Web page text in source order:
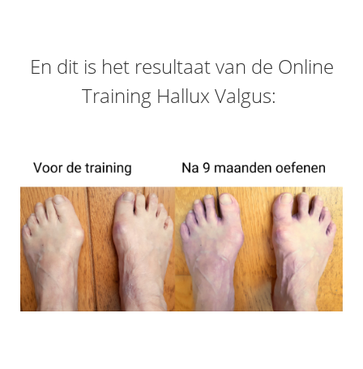
En dit is het resultaat van de Online
Training Hallux Valgus: